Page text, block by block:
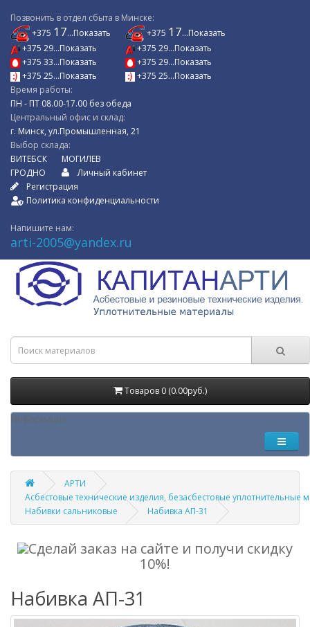
Позвонить в отдел сбыта в Минске:
+375 17...Показать
+375 29...Показать
+375 33...Показать
+375 25...Показать
+375 17...Показать
+375 29...Показать
+375 29...Показать
+375 25...Показать
Время работы:
ПН - ПТ 08.00-17.00 без обеда
Центральный офис и склад:
г. Минск, ул.Промышленная, 21
Выбор склада:
ВИТЕБСК
ГРОДНО
МОГИЛЕВ
Личный кабинет
Регистрация
Политика конфиденциальности
Напишите нам:
arti-2005@yandex.ru
Товаров 0 (0.00руб.)
Информация
АРТИ
Асбестовые технические изделия, безасбестовые
Набивки сальниковые
Набивка АП-31
Сделай заказ на сайте и получи скидку
10%!
Набивка АП-31